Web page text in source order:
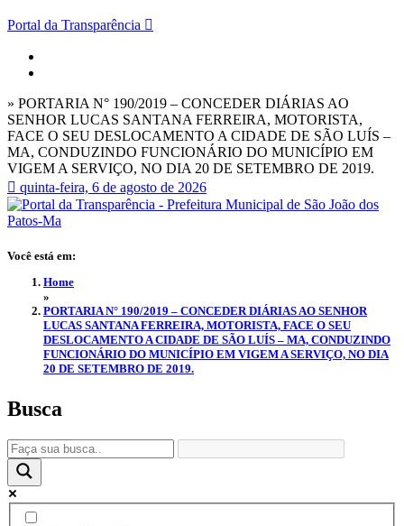
Portal da Transparência
» PORTARIA N° 190/2019 – CONCEDER DIÁRIAS AO
SENHOR LUCAS SANTANA FERREIRA, MOTORISTA,
FACE O SEU DESLOCAMENTO A CIDADE DE SÃO LUÍS –
MA, CONDUZINDO FUNCIONÁRIO DO MUNICÍPIO EM
VIGEM A SERVIÇO, NO DIA 20 DE SETEMBRO DE 2019.
quinta-feira, 6 de agosto de 2026
Você está em:
Home
»
PORTARIA N° 190/2019 – CONCEDER DIÁRIAS AO SENHOR
LUCAS SANTANA FERREIRA, MOTORISTA, FACE O SEU
DESLOCAMENTO A CIDADE DE SÃO LUÍS – MA, CONDUZINDO
FUNCIONÁRIO DO MUNICÍPIO EM VIGEM A SERVIÇO, NO DIA
20 DE SETEMBRO DE 2019.
Busca